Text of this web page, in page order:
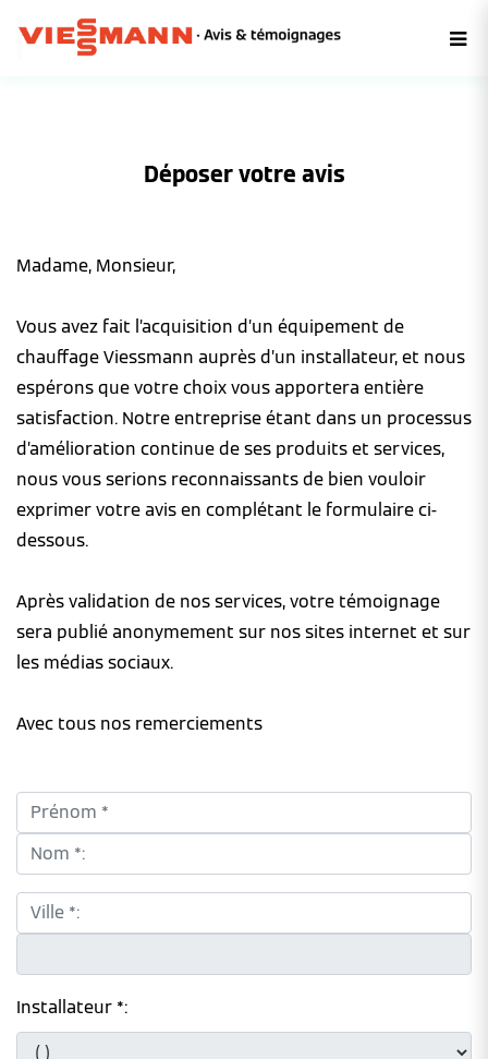
Déposer votre avis
Madame, Monsieur,
Vous avez fait l’acquisition d’un équipement de
chauffage Viessmann auprès d’un installateur, et nous
espérons que votre choix vous apportera entière
satisfaction. Notre entreprise étant dans un processus
d’amélioration continue de ses produits et services,
nous vous serions reconnaissants de bien vouloir
exprimer votre avis en complétant le formulaire ci-
dessous.
Après validation de nos services, votre témoignage
sera publié anonymement sur nos sites internet et sur
les médias sociaux.
Avec tous nos remerciements
Prénom *:
Nom *:
Ville *:
Installateur *: